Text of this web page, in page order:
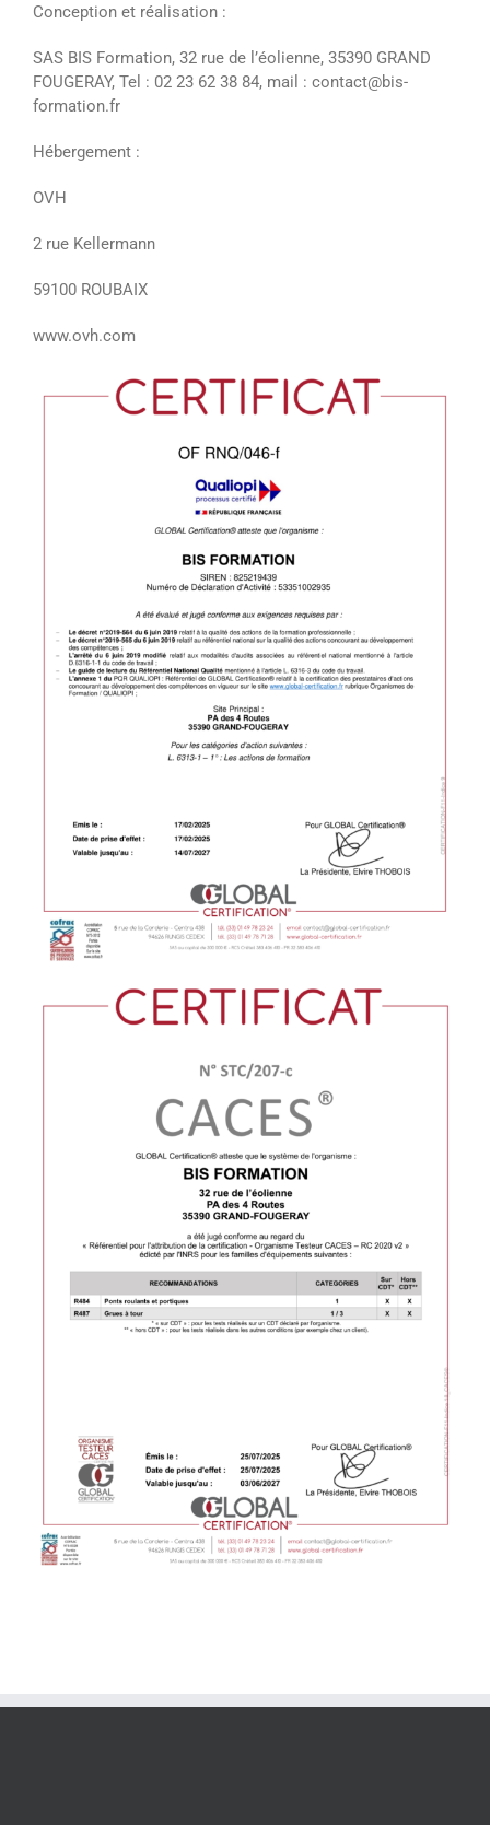
Conception et réalisation :
SAS BIS Formation, 32 rue de l’éolienne, 35390 GRAND
FOUGERAY, Tel : 02 23 62 38 84, mail : contact@bis-
formation.fr
Hébergement :
OVH
2 rue Kellermann
59100 ROUBAIX
www.ovh.com